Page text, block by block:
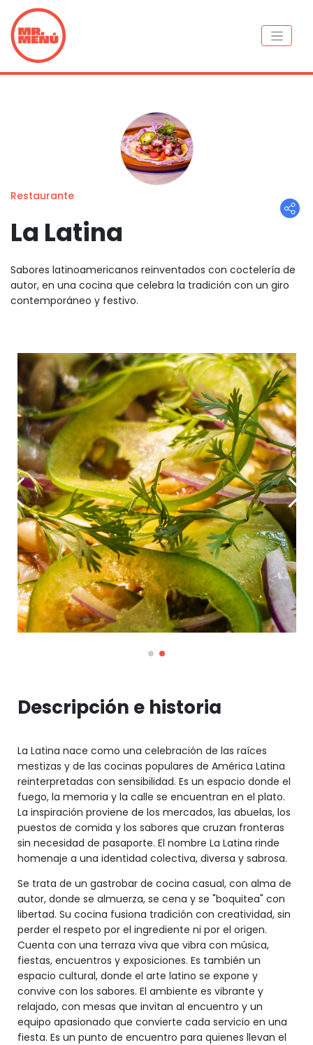
Restaurante
La Latina
Sabores latinoamericanos reinventados con coctelería de
autor, en una cocina que celebra la tradición con un giro
contemporáneo y festivo.
Descripción e historia
La Latina nace como una celebración de las raíces
mestizas y de las cocinas populares de América Latina
reinterpretadas con sensibilidad. Es un espacio donde el
fuego, la memoria y la calle se encuentran en el plato.
La inspiración proviene de los mercados, las abuelas, los
puestos de comida y los sabores que cruzan fronteras
sin necesidad de pasaporte. El nombre La Latina rinde
homenaje a una identidad colectiva, diversa y sabrosa.
Se trata de un gastrobar de cocina casual, con alma de
autor, donde se almuerza, se cena y se "boquitea" con
libertad. Su cocina fusiona tradición con creatividad, sin
perder el respeto por el ingrediente ni por el origen.
Cuenta con una terraza viva que vibra con música,
fiestas, encuentros y exposiciones. Es también un
espacio cultural, donde el arte latino se expone y
convive con los sabores. El ambiente es vibrante y
relajado, con mesas que invitan al encuentro y un
equipo apasionado que convierte cada servicio en una
fiesta. Es un punto de encuentro para quienes llevan el